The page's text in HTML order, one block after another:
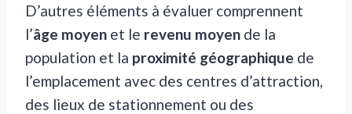
D’autres éléments à évaluer comprennent
l’âge moyen et le revenu moyen de la
population et la proximité géographique de
l’emplacement avec des centres d’attraction,
des lieux de stationnement ou des